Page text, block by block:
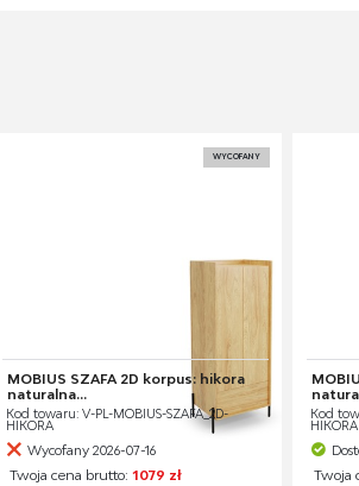
WYCOFANY
MOBIUS SZAFA 2D korpus: hikora
naturalna...
Kod towaru: V-PL-MOBIUS-SZAFA_2D-
HIKORA
Wycofany 2026-07-16
Twoja cena brutto: 1079 zł
Kod
HIKORA
Twoja